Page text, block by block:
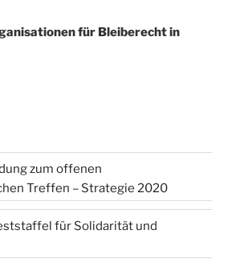
für Bleiberecht in
zum offenen
Treffen – Strategie 2020
für Solidarität und